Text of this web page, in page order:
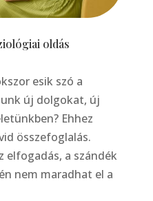
oldás
esik szó a
új dolgokat, új
Ehhez
összefoglalás.
elfogadás, a szándék
nem maradhat el a